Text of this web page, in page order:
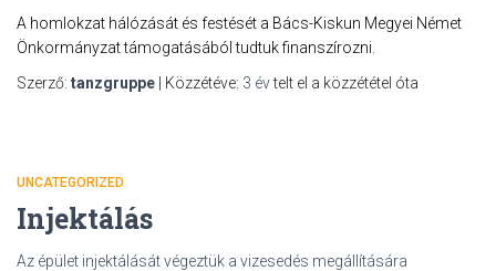
A homlokzat hálózását és festését a Bács-Kiskun Megyei Német
Önkormányzat támogatásából tudtuk finanszírozni.
Szerző: tanzgruppe | Közzétéve: 3 évtelt el a közzététel óta
UNCATEGORIZED
Injektálás
Az épület injektálását végeztük a vizesedés megállítására